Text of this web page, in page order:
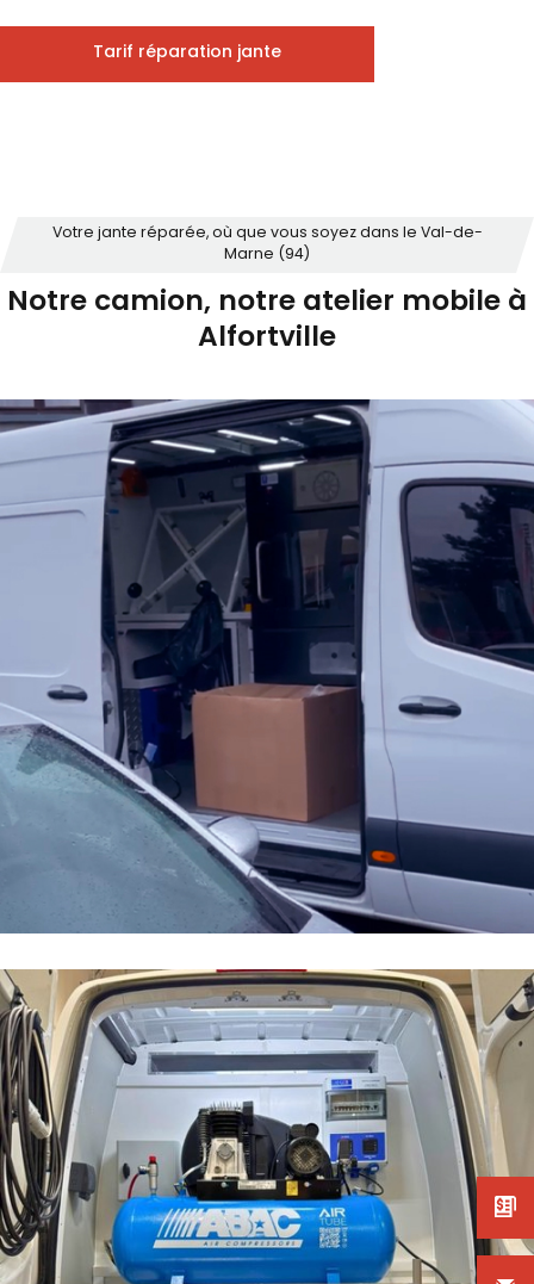
Tarif réparation jante
Notre camion, notre atelier mobile à
Alfortville
Votre jante réparée, où que vous soyez dans le Val-de-
Marne (94)